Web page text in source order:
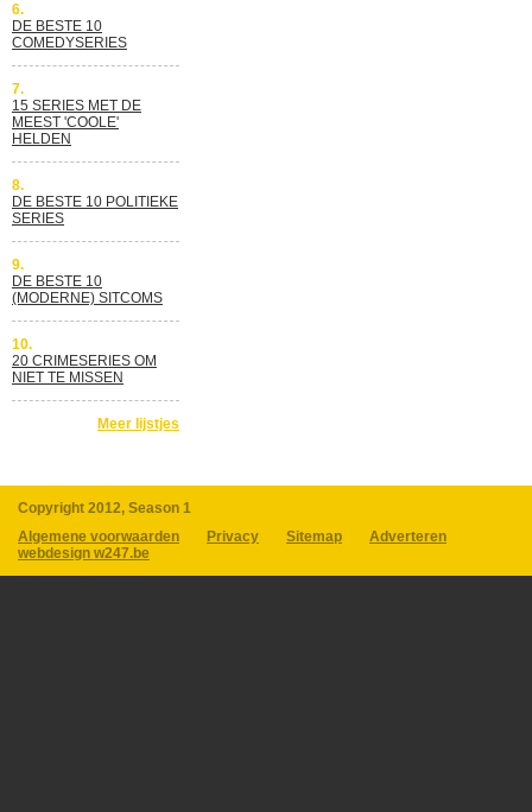
6.
DE BESTE 10
COMEDYSERIES
7.
15 SERIES MET DE
MEEST 'COOLE'
HELDEN
8.
DE BESTE 10 POLITIEKE
SERIES
9.
DE BESTE 10
(MODERNE) SITCOMS
10.
20 CRIMESERIES OM
NIET TE MISSEN
Meer lijstjes
Copyright 2012, Season 1
Algemene voorwaarden
Privacy Sitemap
Adverteren
webdesign w247.be